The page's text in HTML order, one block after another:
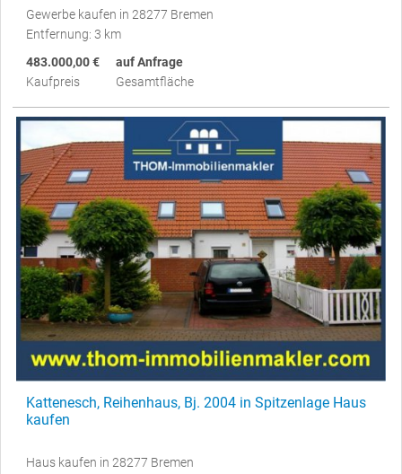
Gewerbe kaufen in 28277 Bremen
Entfernung: 3 km
483.000,00 €
Kaufpreis
auf Anfrage
Gesamtfläche
Kattenesch, Reihenhaus, Bj. 2004 in Spitzenlage Haus
kaufen
Haus kaufen in 28277 Bremen